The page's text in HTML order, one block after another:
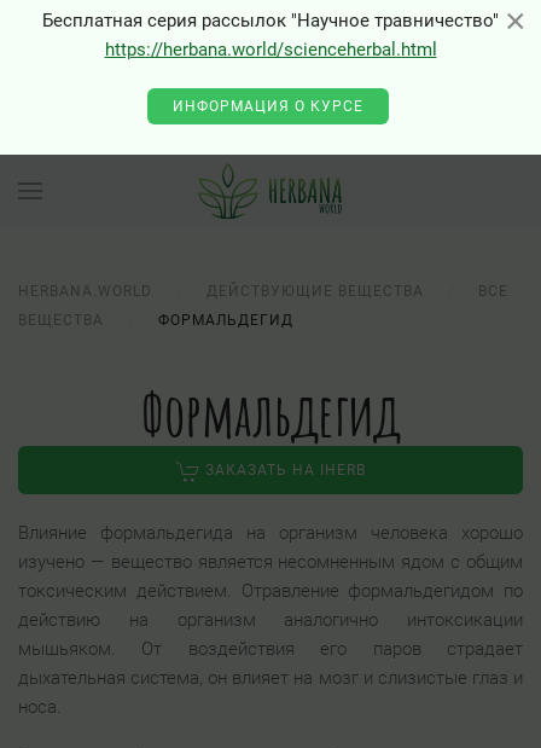
×
Бесплатная серия рассылок "Научное травничество"
https://herbana.world/scienceherbal.html
ИНФОРМАЦИЯ О КУРСЕ
HERBANA.WORLD ДЕЙСТВУЮЩИЕ ВЕЩЕСТВА
ВСЕ
ВЕЩЕСТВА
ФОРМАЛЬДЕГИД
Формальдегид
ЗАКАЗАТЬ НА IHERB
Влияние формальдегида на организм человека хорошо
изучено — вещество является несомненным ядом с общим
токсическим действием. Отравление формальдегидом по
действию на организм аналогично интоксикации
мышьяком. От воздействия его паров страдает
дыхательная система, он влияет на мозг и слизистые глаз и
носа.
×
0 - Class "Joomla\Input\Json" not found